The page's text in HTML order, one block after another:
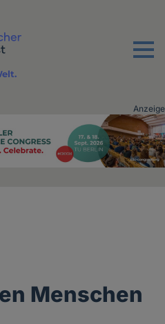
Menu
Anzeige
Menschen